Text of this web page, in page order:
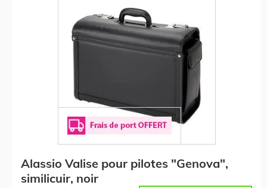
Alassio Valise pour pilotes "Genova",
similicuir, noir